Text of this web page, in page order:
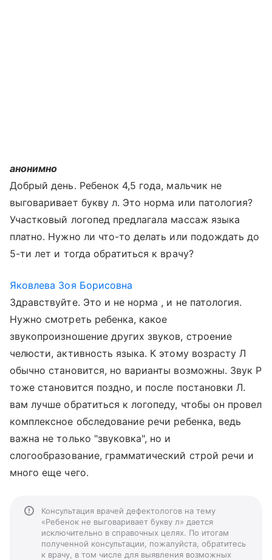
анонимно
Добрый день. Ребенок 4,5 года, мальчик не
выговаривает букву л. Это норма или патология?
Участковый логопед предлагала массаж языка
платно. Нужно ли что-то делать или подождать до
5-ти лет и тогда обратиться к врачу?
Яковлева Зоя Борисовна
Здравствуйте. Это и не норма , и не патология.
Нужно смотреть ребенка, какое
звукопроизношение других звуков, строение
челюсти, активность языка. К этому возрасту Л
обычно становится, но варианты возможны. Звук Р
тоже становится поздно, и после постановки Л.
вам лучше обратиться к логопеду, чтобы он провел
комплексное обследование речи ребенка, ведь
важна не только "звуковка", но и
слогообразование, грамматический строй речи и
много еще чего.
Консультация врачей дефектологов на тему
«Ребенок не выговаривает букву л» дается
исключительно в справочных целях. По итогам
полученной консультации, пожалуйста, обратитесь
к врачу, в том числе для выявления возможных